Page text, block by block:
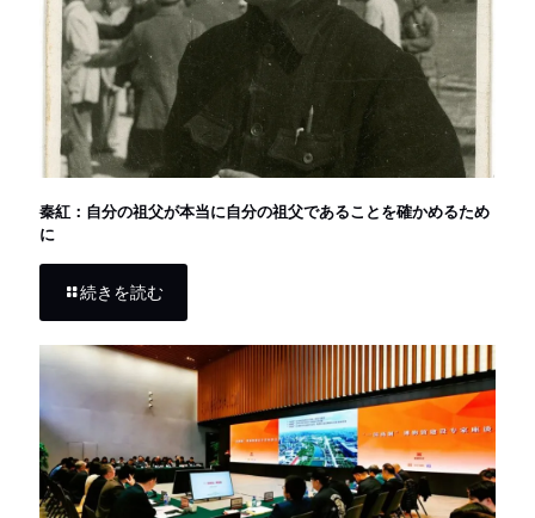
秦紅：自分の祖父が本当に自分の祖父であることを確かめるため
に
続きを読む